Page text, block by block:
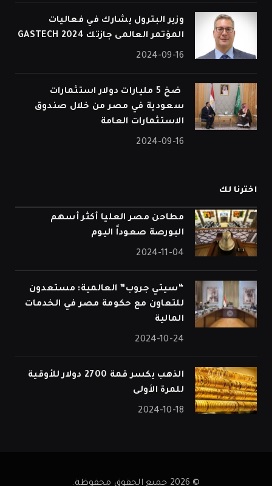
وزير البترول يشارك في فعاليات
المؤتمر العالمى جازتك 2024 GASTECH
2024-09-16
⁠ ضخ 5 مليارات دولار استثمارات
سعودية في مصر من خلال صندوق
الاستثمارات العامة
2024-09-16
اخترنا لك
مطاحن مصر العليا أكثر أسهم
البورصة صعوداً اليوم
2024-11-04
“سيتي جروب” العالمية: مستعدون
للتعاون مع حكومة مصر في الخدمات
المالية
2024-10-24
الذهب يكسر قمة 2700 دولار للأوقية
للمرة الأولى
2024-10-18
© 2026 جميع الحقوق محفوظة.